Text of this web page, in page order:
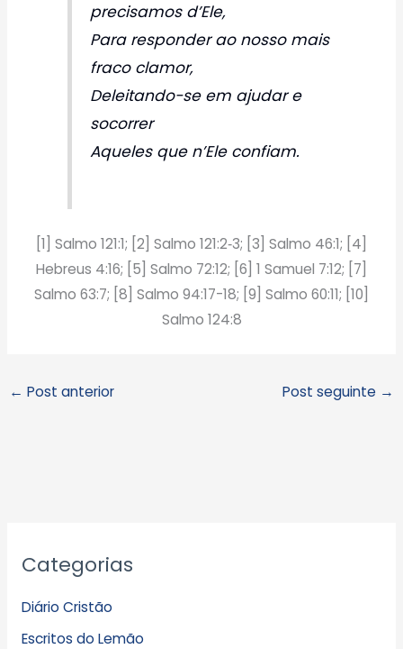
precisamos d’Ele,
Para responder ao nosso mais
fraco clamor,
Deleitando-se em ajudar e
socorrer
Aqueles que n’Ele confiam.
[1] Salmo 121:1; [2] Salmo 121:2‑3; [3] Salmo 46:1; [4]
Hebreus 4:16; [5] Salmo 72:12; [6] 1 Samuel 7:12; [7]
Salmo 63:7; [8] Salmo 94:17-18; [9] Salmo 60:11; [10]
Salmo 124:8
← Post anterior Post seguinte →
Categorias
Diário Cristão
Escritos do Lemão
r